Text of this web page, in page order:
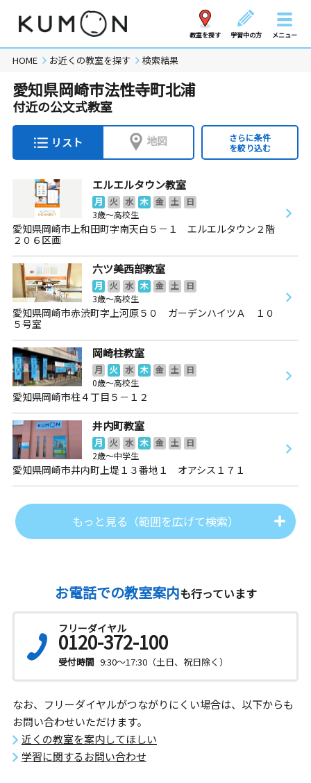
教室を探す 学習中の方 メニュー
HOME お近くの教室を探す 検索結果
愛知県岡崎市法性寺町北浦
付近の公文式教室
リスト 地図
さらに条件
を絞り込む
エルエルタウン教室
月 火 水 木 金 土
日
3歳～高校生
愛知県岡崎市上和田町字南天白５－１ エルエルタウン２階
２０６区画
六ツ美西部教室
月 火 水 木 金 土
日
3歳～高校生
愛知県岡崎市赤渋町字上河原５０ ガーデンハイツＡ １０
５号室
岡崎柱教室
月 火 水 木 金 土
日
0歳～高校生
愛知県岡崎市柱４丁目５－１２
井内町教室
月 火 水 木 金 土
日
2歳～中学生
愛知県岡崎市井内町上堤１３番地１ オアシス１７１
もっと見る（範囲を広げて検索）
お電話での教室案内も行っています
フリーダイヤル
0120-372-100
受付時間 9:30～17:30（土日、祝日除く）
なお、フリーダイヤルがつながりにくい場合は、以下からも
お問い合わせいただけます。
近くの教室を案内してほしい
学習に関するお問い合わせ